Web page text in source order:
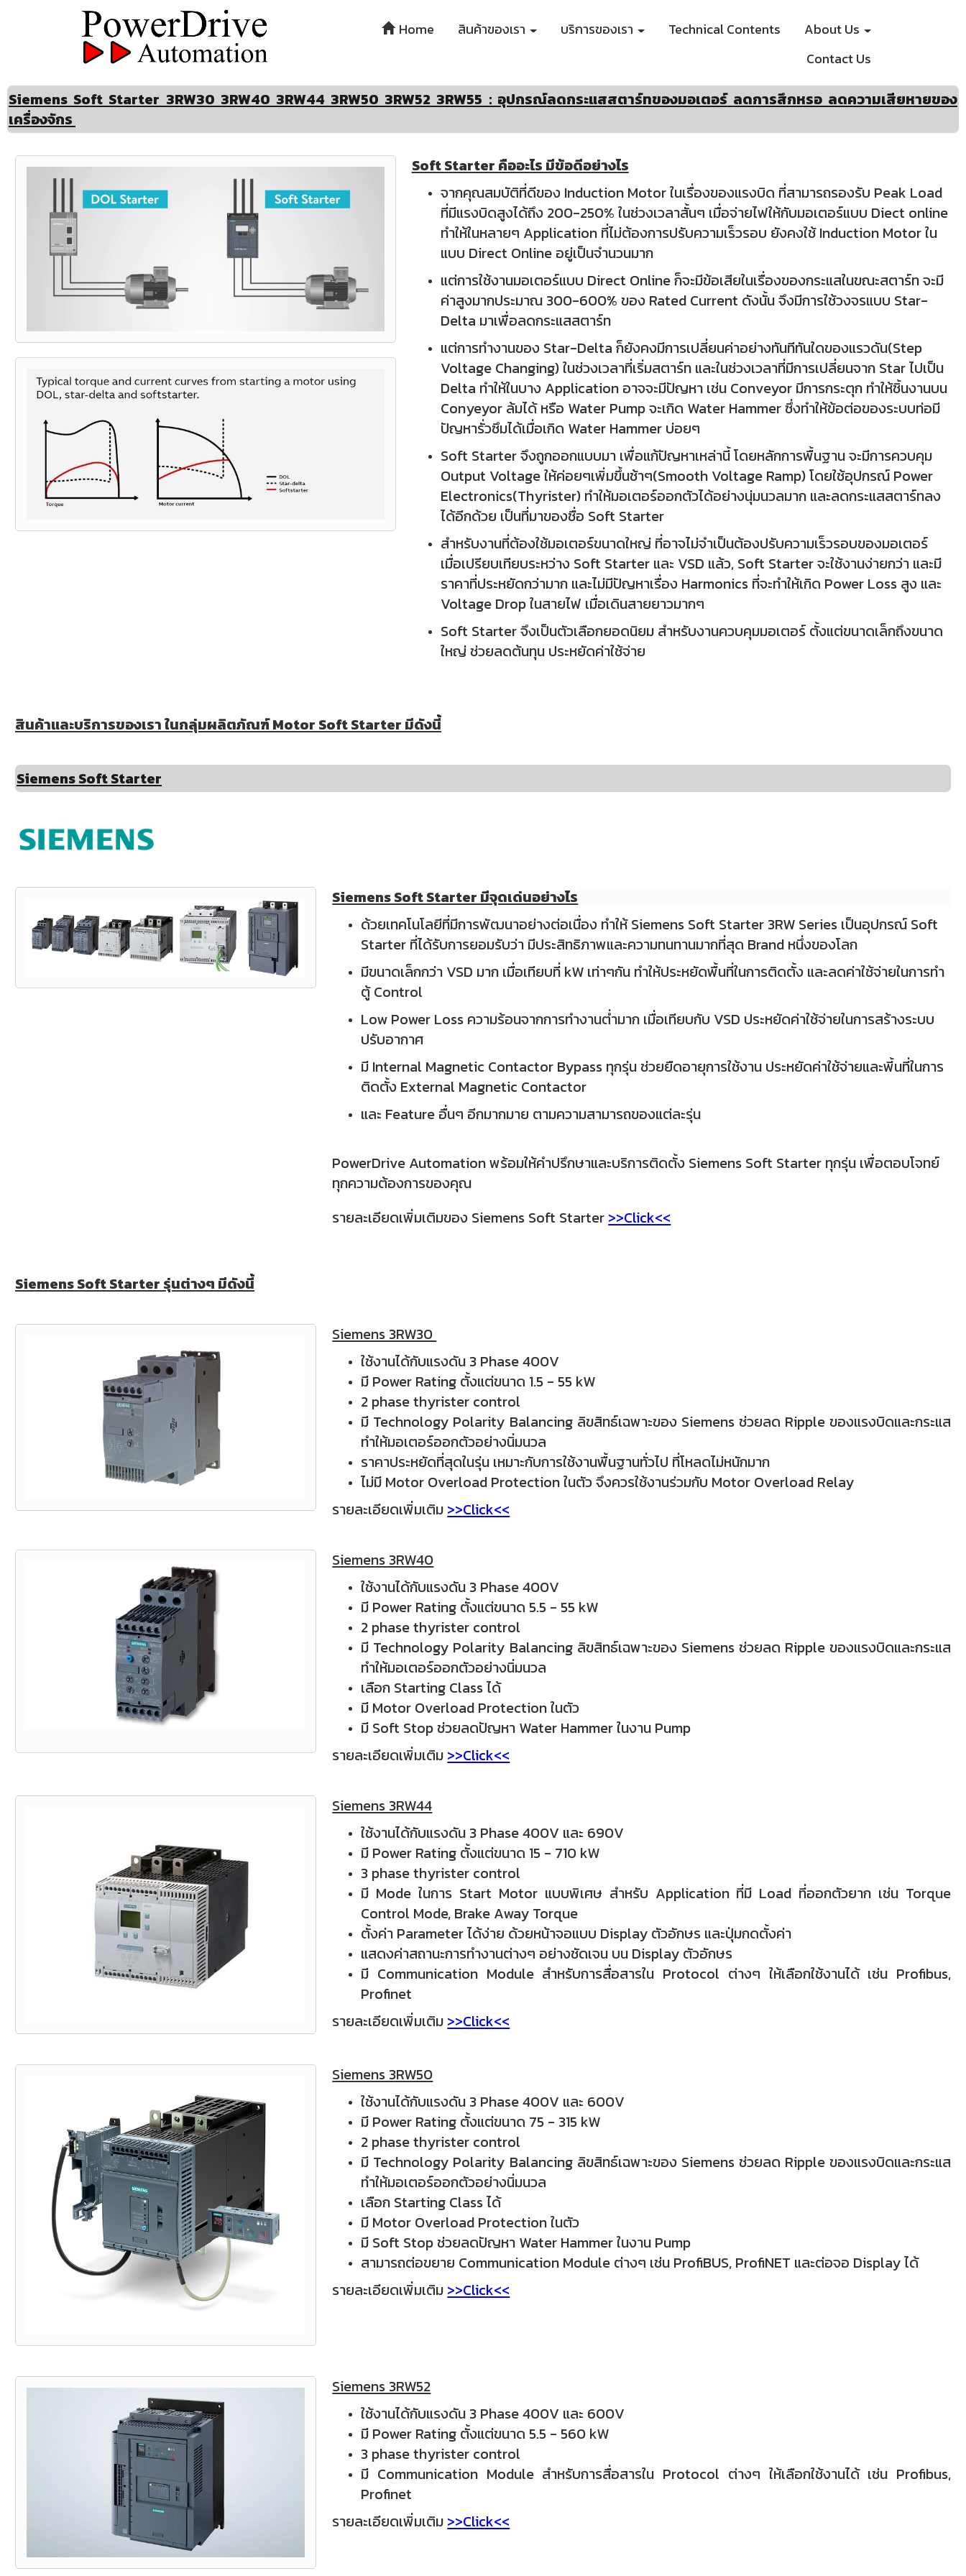
Home สินค้าของเรา บริการของเรา Technical Contents
About Us
Contact Us
Siemens Soft Starter 3RW30 3RW40 3RW44 3RW50 3RW52 3RW55 : อุปกรณ์ลดกระแสสตาร์ทของมอเตอร์ ลดการสึกหรอ ลดความเสียหายของ
เครื่องจักร
Soft Starter คืออะไร มีข้อดีอย่างไร
จากคุณสมบัติที่ดีของ Induction Motor ในเรื่องของแรงบิด ที่สามารถรองรับ Peak Load
ที่มีแรงบิดสูงได้ถึง 200-250% ในช่วงเวลาสั้นๆ เมื่อจ่ายไฟให้กับมอเตอร์แบบ Diect online
ทำให้ในหลายๆ Application ที่ไม่ต้องการปรับความเร็วรอบ ยังคงใช้ Induction Motor ใน
แบบ Direct Online อยู่เป็นจำนวนมาก
แต่การใช้งานมอเตอร์แบบ Direct Online ก็จะมีข้อเสียในเรื่องของกระแสในขณะสตาร์ท จะมี
ค่าสูงมากประมาณ 300-600% ของ Rated Current ดังนั้น จึงมีการใช้วงจรแบบ Star-
Delta มาเพื่อลดกระแสสตาร์ท
แต่การทำงานของ Star-Delta ก็ยังคงมีการเปลี่ยนค่าอย่างทันทีทันใดของแรวดัน(Step
Voltage Changing) ในช่วงเวลาที่เริ่มสตาร์ท และในช่วงเวลาที่มีการเปลี่ยนจาก Star ไปเป็น
Delta ทำให้ในบาง Application อาจจะมีปัญหา เช่น Conveyor มีการกระตุก ทำให้ชิ้นงานบน
Conyeyor ล้มได้ หรือ Water Pump จะเกิด Water Hammer ซึ่งทำให้ข้อต่อของระบบท่อมี
ปัญหารั่วซึมได้เมื่อเกิด Water Hammer บ่อยๆ
Soft Starter จึงถูกออกแบบมา เพื่อแก้ปัญหาเหล่านี้ โดยหลักการพื้นฐาน จะมีการควบคุม
Output Voltage ให้ค่อยๆเพิ่มขึ้นช้าๆ(Smooth Voltage Ramp) โดยใช้อุปกรณ์ Power
Electronics(Thyrister) ทำให้มอเตอร์ออกตัวได้อย่างนุ่มนวลมาก และลดกระแสสตาร์ทลง
ได้อีกด้วย เป็นที่มาของชื่อ Soft Starter
สำหรับงานที่ต้องใช้มอเตอร์ขนาดใหญ่ ที่อาจไม่จำเป็นต้องปรับความเร็วรอบของมอเตอร์
เมื่อเปรียบเทียบระหว่าง Soft Starter และ VSD แล้ว, Soft Starter จะใช้งานง่ายกว่า และมี
ราคาที่ประหยัดกว่ามาก และไม่มีปัญหาเรื่อง Harmonics ที่จะทำให้เกิด Power Loss สูง และ
Voltage Drop ในสายไฟ เมื่อเดินสายยาวมากๆ
Soft Starter จึงเป็นตัวเลือกยอดนิยม สำหรับงานควบคุมมอเตอร์ ตั้งแต่ขนาดเล็กถึงขนาด
ใหญ่ ช่วยลดต้นทุน ประหยัดค่าใช้จ่าย
สินค้าและบริการของเรา ในกลุ่มผลิตภัณฑ์ Motor Soft Starter มีดังนี้
Siemens Soft Starter
Siemens Soft Starter มีจุดเด่นอย่างไร
ด้วยเทคโนโลยีที่มีการพัฒนาอย่างต่อเนื่อง ทำให้ Siemens Soft Starter 3RW Series เป็นอุปกรณ์ Soft
Starter ที่ได้รับการยอมรับว่า มีประสิทธิภาพและความทนทานมากที่สุด Brand หนึ่งของโลก
มีขนาดเล็กกว่า VSD มาก เมื่อเทียบที่ kW เท่าๆกัน ทำให้ประหยัดพื้นที่ในการติดตั้ง และลดค่าใช้จ่ายในการทำ
ตู้ Control
Low Power Loss ความร้อนจากการทำงานต่ำมาก เมื่อเทียบกับ VSD ประหยัดค่าใช้จ่ายในการสร้างระบบ
ปรับอากาศ
มี Internal Magnetic Contactor Bypass ทุกรุ่น ช่วยยืดอายุการใช้งาน ประหยัดค่าใช้จ่ายและพี้นที่ในการ
ติดตั้ง External Magnetic Contactor
และ Feature อื่นๆ อีกมากมาย ตามความสามารถของแต่ละรุ่น
PowerDrive Automation พร้อมให้คำปรึกษาและบริการติดตั้ง Siemens Soft Starter ทุกรุ่น เพื่อตอบโจทย์
ทุกความต้องการของคุณ
รายละเอียดเพิ่มเติมของ Siemens Soft Starter >>Click<<
Siemens Soft Starter รุ่นต่างๆ มีดังนี้
Siemens 3RW30
ใช้งานได้กับแรงดัน 3 Phase 400V
มี Power Rating ตั้งแต่ขนาด 1.5 - 55 kW
2 phase thyrister control
มี Technology Polarity Balancing ลิขสิทธ์เฉพาะของ Siemens ช่วยลด Ripple ของแรงบิดและกระแส
ทำให้มอเตอร์ออกตัวอย่างนิ่มนวล
ราคาประหยัดที่สุดในรุ่น เหมาะกับการใช้งานพื้นฐานทั่วไป ที่โหลดไม่หนักมาก
ไม่มี Motor Overload Protection ในตัว จึงควรใช้งานร่วมกับ Motor Overload Relay
รายละเอียดเพิ่มเติม >>Click<<
Siemens 3RW40
ใช้งานได้กับแรงดัน 3 Phase 400V
มี Power Rating ตั้งแต่ขนาด 5.5 - 55 kW
2 phase thyrister control
มี Technology Polarity Balancing ลิขสิทธ์เฉพาะของ Siemens ช่วยลด Ripple ของแรงบิดและกระแส
ทำให้มอเตอร์ออกตัวอย่างนิ่มนวล
เลือก Starting Class ได้
มี Motor Overload Protection ในตัว
มี Soft Stop ช่วยลดปัญหา Water Hammer ในงาน Pump
รายละเอียดเพิ่มเติม >>Click<<
Siemens 3RW44
ใช้งานได้กับแรงดัน 3 Phase 400V และ 690V
มี Power Rating ตั้งแต่ขนาด 15 - 710 kW
3 phase thyrister control
มี Mode ในการ Start Motor แบบพิเศษ สำหรับ Application ที่มี Load ที่ออกตัวยาก เช่น Torque
Control Mode, Brake Away Torque
ตั้งค่า Parameter ได้ง่าย ด้วยหน้าจอแบบ Display ตัวอักษร และปุ่มกดตั้งค่า
แสดงค่าสถานะการทำงานต่างๆ อย่างชัดเจน บน Display ตัวอักษร
มี Communication Module สำหรับการสื่อสารใน Protocol ต่างๆ ให้เลือกใช้งานได้ เช่น Profibus,
Profinet
รายละเอียดเพิ่มเติม >>Click<<
Siemens 3RW50
ใช้งานได้กับแรงดัน 3 Phase 400V และ 600V
มี Power Rating ตั้งแต่ขนาด 75 - 315 kW
2 phase thyrister control
มี Technology Polarity Balancing ลิขสิทธ์เฉพาะของ Siemens ช่วยลด Ripple ของแรงบิดและกระแส
ทำให้มอเตอร์ออกตัวอย่างนิ่มนวล
เลือก Starting Class ได้
มี Motor Overload Protection ในตัว
มี Soft Stop ช่วยลดปัญหา Water Hammer ในงาน Pump
สามารถต่อขยาย Communication Module ต่างๆ เช่น ProfiBUS, ProfiNET และต่อจอ Display ได้
รายละเอียดเพิ่มเติม >>Click<<
Siemens 3RW52
ใช้งานได้กับแรงดัน 3 Phase 400V และ 600V
มี Power Rating ตั้งแต่ขนาด 5.5 - 560 kW
3 phase thyrister control
มี Communication Module สำหรับการสื่อสารใน Protocol ต่างๆ ให้เลือกใช้งานได้ เช่น Profibus,
Profinet
รายละเอียดเพิ่มเติม >>Click<<